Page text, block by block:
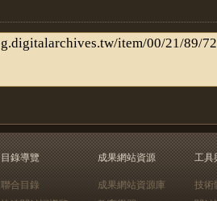
目錄導覽
聯合目錄
成果網站資源
成果網站資源庫
工具
技術